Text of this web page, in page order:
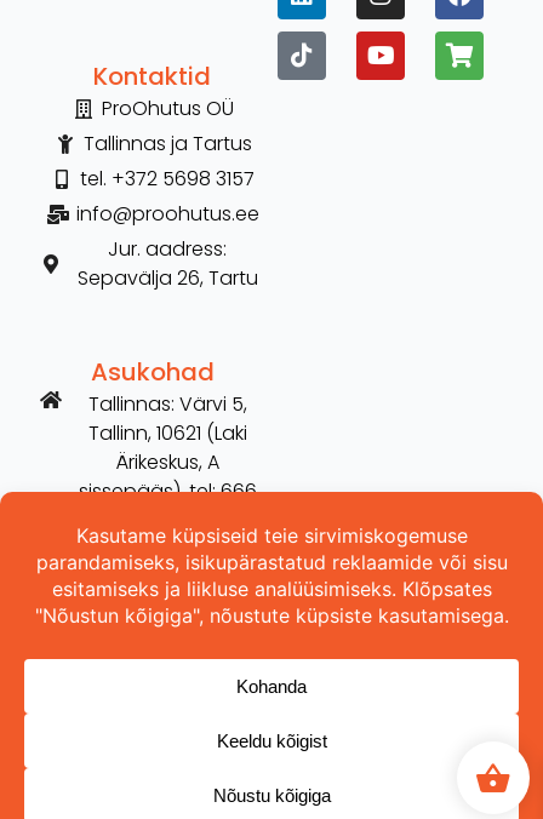
Kontaktid
ProOhutus OÜ
Tallinnas ja Tartus
tel. +372 5698 3157
info@proohutus.ee
Jur. aadress:
Sepavälja 26, Tartu
Asukohad
Tallinnas: Värvi 5,
Tallinn, 10621 (Laki
Ärikeskus, A
sissepääs), tel: 666
Tartus: Võru 254,
Tartu, 50115 (vana
Hilarise maja), tel:
Copyright © 2026 ProOhutus OÜ